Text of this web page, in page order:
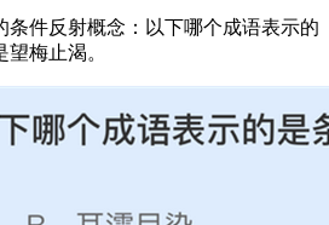
条件反射概念：以下哪个成语表示的
梅止渴。